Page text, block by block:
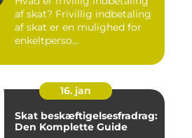
af skat? Frivillig indbetaling
af skat er en mulighed for
enkeltperso...
16. jan
Skat beskæftigelsesfradrag:
Den Komplette Guide